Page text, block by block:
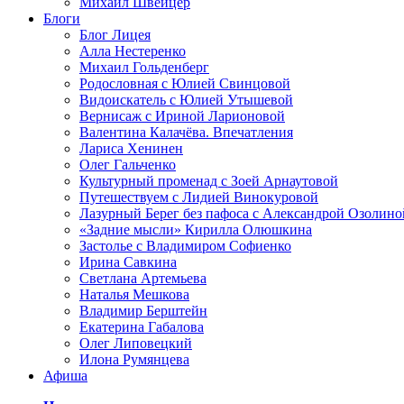
Блоги
Блог Лицея
Алла Нестеренко
Михаил Гольденберг
Родословная с Юлией Свинцовой
Видоискатель с Юлией Утышевой
Вернисаж с Ириной Ларионовой
Валентина Калачёва. Впечатления
Лариса Хенинен
Олег Гальченко
Культурный променад с Зоей Арнаутовой
Путешествуем с Лидией Винокуровой
Лазурный Берег без пафоса с Александрой
«Задние мысли» Кирилла Олюшкина
Застолье с Владимиром Софиенко
Ирина Савкина
Светлана Артемьева
Наталья Мешкова
Владимир Берштейн
Екатерина Габалова
Олег Липовецкий
Илона Румянцева
Афиша